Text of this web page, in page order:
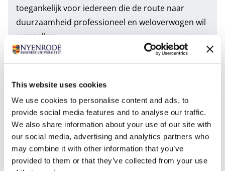
This website uses cookies
We use cookies to personalise content and ads, to
provide social media features and to analyse our traffic.
We also share information about your use of our site with
our social media, advertising and analytics partners who
may combine it with other information that you’ve
provided to them or that they’ve collected from your use
toegankelijk voor iedereen die de route naar
duurzaamheid professioneel en weloverwogen wil
versnellen.
Het ESG Innovation Institute omvat behalve
onderwijsaanbod ook een academische ESG-
voortkomen. Met de community die we bouwen wil
het Instituut een beweging onder bestuurders en
professionals op gang brengen; hen inspireren en
vernieuwend duurzaam leiderschap faciliteren.